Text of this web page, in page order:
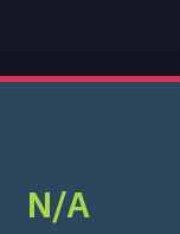
N/A